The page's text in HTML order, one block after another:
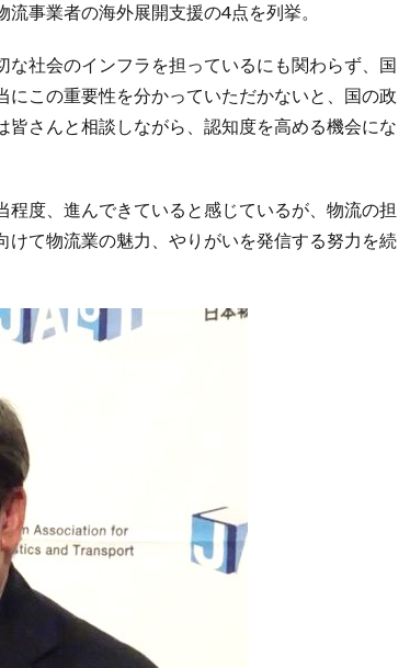
事業者の海外展開支援の4点を列挙。
な社会のインフラを担っているにも関わらず、国
この重要性を分かっていただかないと、国の政
さんと相談しながら、認知度を高める機会にな
度、進んできていると感じているが、物流の担
て物流業の魅力、やりがいを発信する努力を続